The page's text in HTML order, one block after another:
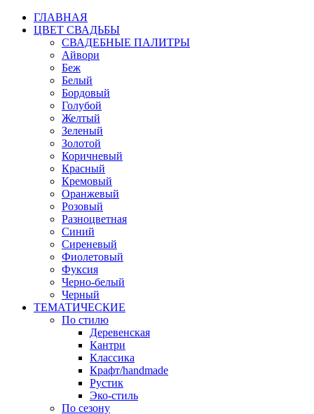
ГЛАВНАЯ
ЦВЕТ СВАДЬБЫ
СВАДЕБНЫЕ ПАЛИТРЫ
Айвори
Беж
Белый
Бордовый
Голубой
Желтый
Зеленый
Золотой
Коричневый
Красный
Кремовый
Оранжевый
Розовый
Разноцветная
Синий
Сиреневый
Фиолетовый
Фуксия
Черно-белый
Черный
ТЕМАТИЧЕСКИЕ
По стилю
Деревенская
Кантри
Классика
Крафт/handmade
Рустик
Эко-стиль
По сезону